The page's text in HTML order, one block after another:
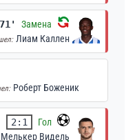
71' Замена
Лиам Каллен
Роберт Боженик
2:1
Гол
Мелькер Видель